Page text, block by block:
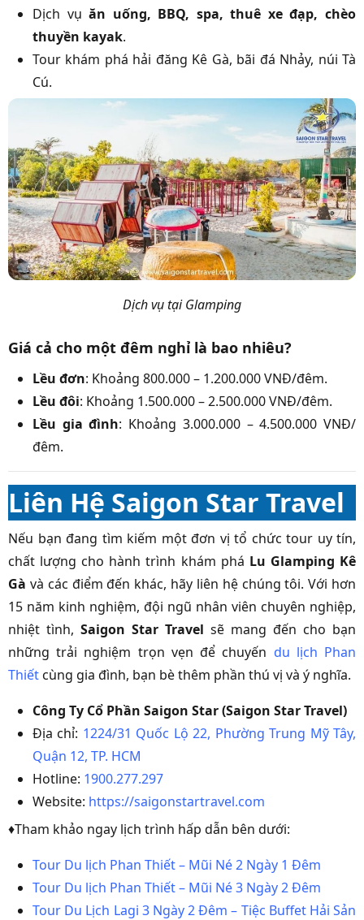
Dịch vụăn uống, BBQ, spa, thuê xe đạp, chèo
thuyền kayak.
Tour khám phá hải đăng Kê Gà, bãi đá Nhảy, núi Tà
Cú.
Dịch vụ tại Glamping
Giá cả cho một đêm nghỉ là bao nhiêu?
Lều đơn: Khoảng 800.000 – 1.200.000 VNĐ/đêm.
Lều đôi: Khoảng 1.500.000 – 2.500.000 VNĐ/đêm.
Lều gia đình: Khoảng 3.000.000 – 4.500.000 VNĐ/
đêm.
Liên Hệ Saigon Star Travel
Nếu bạn đang tìm kiếm một đơn vị tổ chức tour uy tín,
chất lượng cho hành trình khám phá Lu Glamping Kê
Gà và các điểm đến khác, hãy liên hệ chúng tôi. Với hơn
15 năm kinh nghiệm, đội ngũ nhân viên chuyên nghiệp,
nhiệt tình, Saigon Star Travel sẽ mang đến cho bạn
những trải nghiệm trọn vẹn để chuyến du lịch Phan
Thiếtcùng gia đình, bạn bè thêm phần thú vị và ý nghĩa.
Công Ty Cổ Phần Saigon Star (Saigon Star Travel)
Địa chỉ: 1224/31 Quốc Lộ 22, Phường Trung Mỹ Tây,
Quận 12, TP. HCM
Hotline: 1900.277.297
Website: https://saigonstartravel.com
♦Tham khảo ngay lịch trình hấp dẫn bên dưới:
Tour Du lịch Phan Thiết – Mũi Né 2 Ngày 1 Đêm
Tour Du lịch Phan Thiết – Mũi Né 3 Ngày 2 Đêm
Tour Du Lịch Lagi 3 Ngày 2 Đêm – Tiệc Buffet Hải Sản